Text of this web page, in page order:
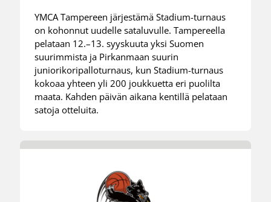
YMCA Tampereen järjestämä Stadium-turnaus
on kohonnut uudelle sataluvulle. Tampereella
pelataan 12.–13. syyskuuta yksi Suomen
suurimmista ja Pirkanmaan suurin
juniorikoripalloturnaus, kun Stadium-turnaus
kokoaa yhteen yli 200 joukkuetta eri puolilta
maata. Kahden päivän aikana kentillä pelataan
satoja otteluita.